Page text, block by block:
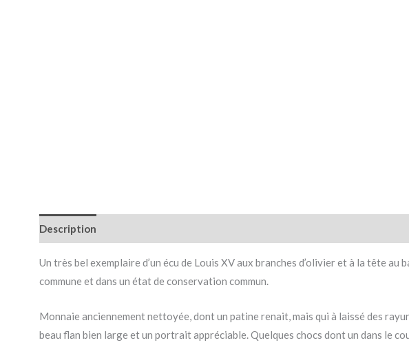
Description
Un très bel exemplaire d’un écu de Louis XV aux branches d’olivier et à la tête
commune et dans un état de conservation commun.
Monnaie anciennement nettoyée, dont un patine renait, mais qui à laissé des
beau flan bien large et un portrait appréciable. Quelques chocs dont un dans le